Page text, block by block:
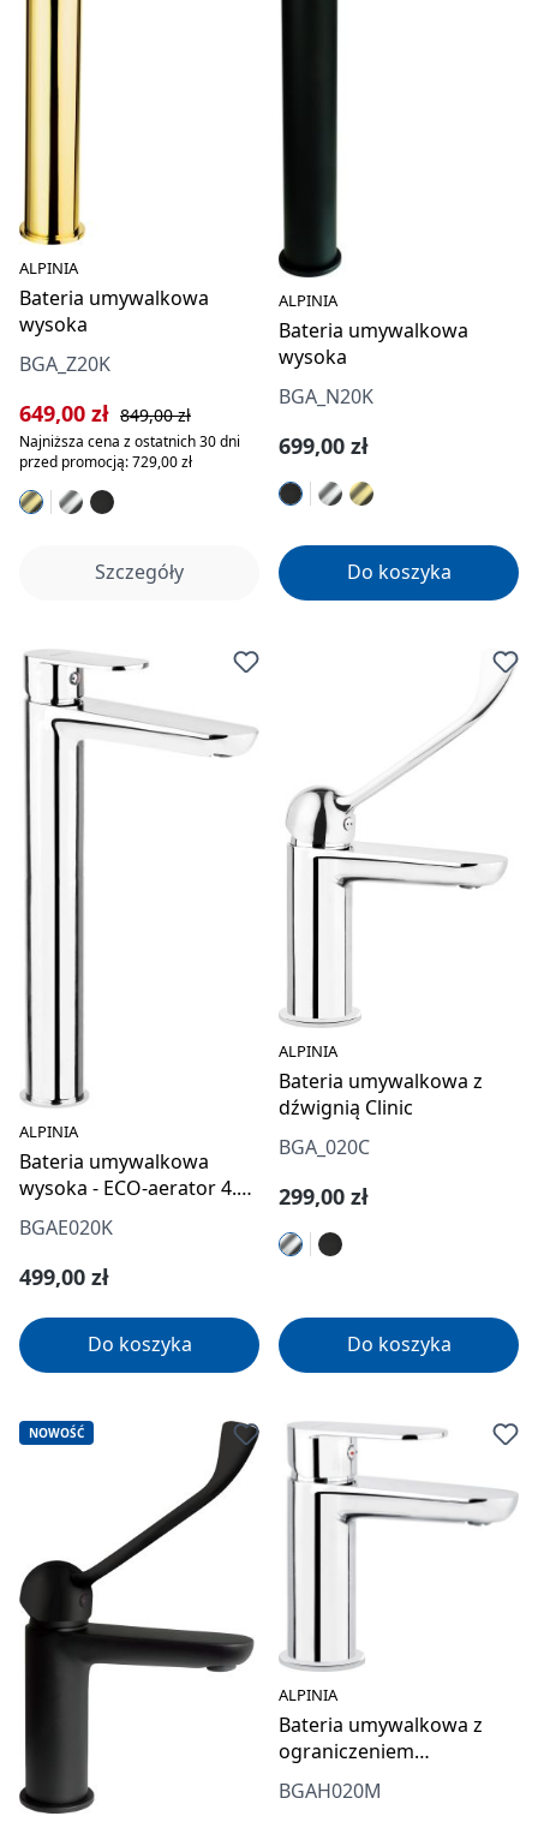
ALPINIA
Bateria umywalkowa
wysoka
BGA_Z20K
Cena sprzedaży:
649,00 zł Cena regularna:
849,00 zł
Najniższa cena z ostatnich 30 dni
przed promocją: 729,00 zł
Szczegóły
ALPINIA
Bateria umywalkowa
wysoka
BGA_N20K
Cena regularna:
699,00 zł
Do koszyka
ALPINIA
Bateria umywalkowa
wysoka - ECO-aerator 4.5
l/min
BGAE020K
Cena regularna:
499,00 zł
Do koszyka
ALPINIA
Bateria umywalkowa z
dźwignią Clinic
BGA_020C
Cena regularna:
299,00 zł
Do koszyka
NOWOŚĆ
ALPINIA
Bateria umywalkowa z
ograniczeniem
temperatury
BGAH020M